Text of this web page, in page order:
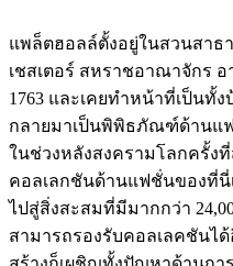
แพล็ตฮอลล์ตั้งอยู่ในสวนสาธ
เชสเตอร์ สหราชอาณาจักร
1763 และเคยทำหน้าที่เป็นทั้
กลายมาเป็นพิพิธภัณฑ์ด้านแฟ
ในช่วงหลังสงครามโลกครั้ง
คอลเลกชันด้านแฟชั่นของที่นี่
ไปสู่สิ่งสะสมที่มีมากกว่า
สามารถรองรับคอลเลคชันไ